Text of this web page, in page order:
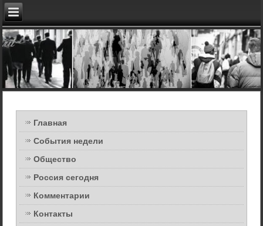
Главная
События недели
Общество
Россия сегодня
Комментарии
Контакты